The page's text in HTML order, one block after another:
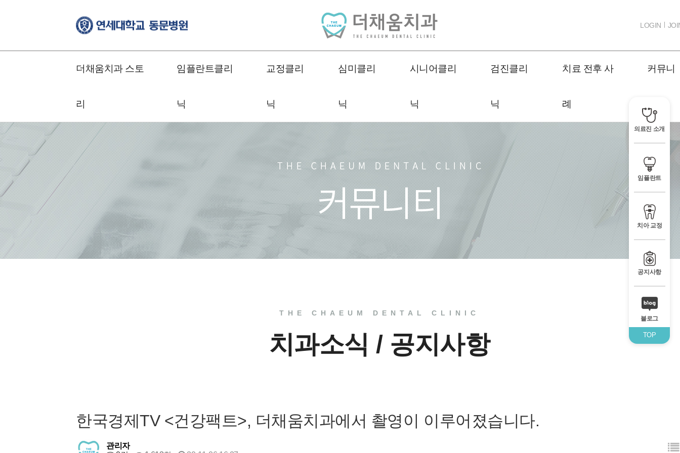
LOGIN
더채움치과 스토
리
임플란트클리
닉
교정클리
닉
심미클리
닉
시니어클리
닉
검진클리
닉
치료 전후 사
례
커뮤니
의료진 소개
임플란트
치아 교정
공지사항
블로그
TOP
THE CHAEUM DENTAL CLINIC
치과소식 / 공지사항
한국경제TV <건강팩트>, 더채움치과에서 촬영이 이루어졌습니다.
관리자